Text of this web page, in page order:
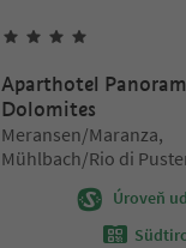
Aparthotel
Dolomites
Lokalita:
Meransen/Maranza,
Mühlbach/Rio di
Úroveň